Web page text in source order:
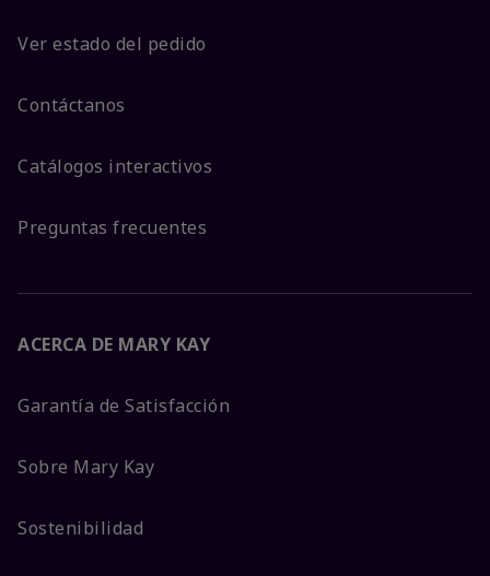
Ver estado del pedido
Contáctanos
Catálogos interactivos
Preguntas frecuentes
ACERCA DE MARY KAY
Garantía de Satisfacción
Sobre Mary Kay
Sostenibilidad